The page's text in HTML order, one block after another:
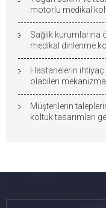
motorlu medikal
Sağlık kurumlarına
medikal dinlenme
Hastanelerin ihtiyaç
olabilen
Müşterilerin
koltuk tasarımları